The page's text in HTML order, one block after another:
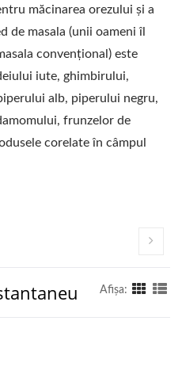
măcinarea orezului și a
de masala (unii oameni îl
convențional) este
iute, ghimbirului,
alb, piperului negru,
frunzelor de
corelate în câmpul
Afişa: